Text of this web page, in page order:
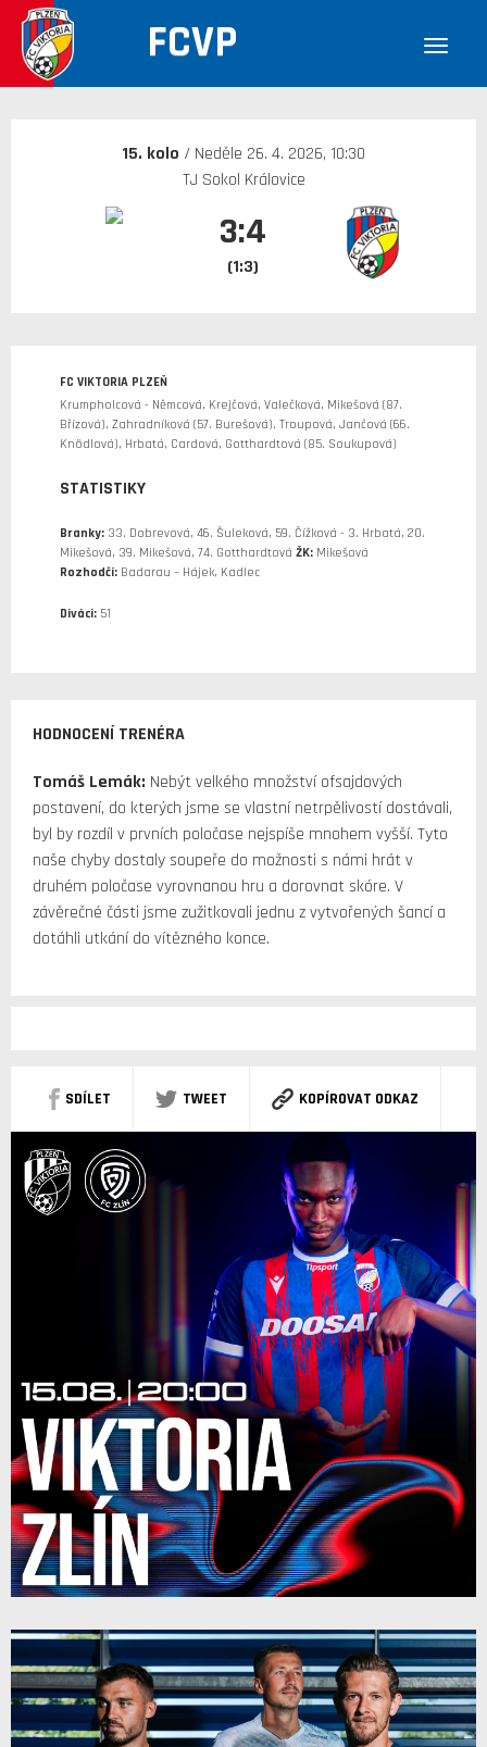
FCVP
30. 12. 1899
15. kolo / Neděle 26. 4. 2026, 10:30
TJ Sokol Královice
3:4
(1:3)
FC VIKTORIA PLZEŇ
Krumpholcová - Němcová, Krejčová, Valečková, Mikešová (87.
Břízová), Zahradníková (57. Burešová), Troupová, Jančová (66.
Knödlová), Hrbatá, Cardová, Gotthardtová (85. Soukupová)
STATISTIKY
Branky: 33. Dobrevová, 46. Šuleková, 59. Čížková - 3. Hrbatá, 20.
Mikešová, 39. Mikešová, 74. Gotthardtová ŽK: Mikešová
Rozhodčí: Badarau – Hájek, Kadlec
Diváci: 51
HODNOCENÍ TRENÉRA
Tomáš Lemák: Nebýt velkého množství ofsajdových
postavení, do kterých jsme se vlastní netrpělivostí dostávali,
byl by rozdíl v prvních poločase nejspíše mnohem vyšší. Tyto
naše chyby dostaly soupeře do možnosti s námi hrát v
druhém poločase vyrovnanou hru a dorovnat skóre. V
závěrečné části jsme zužitkovali jednu z vytvořených šancí a
dotáhli utkání do vítězného konce.
SDÍLET TWEET KOPÍROVAT ODKAZ